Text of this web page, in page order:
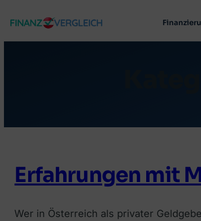
Inhalt
springen
Erfahrungen mit
Wer in Österreich als privater